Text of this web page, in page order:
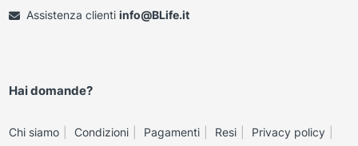
Assistenza clienti info@BLife.it
Hai domande?
Chi siamo Condizioni Pagamenti Resi
Privacy policy